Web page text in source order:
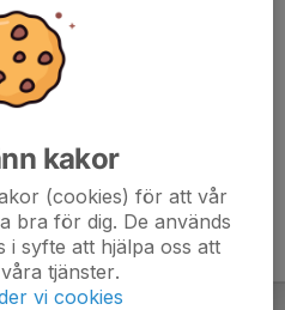
kakor
(cookies) för att vår
bra för dig. De används
i syfte att hjälpa oss att
tjänster.
vi cookies